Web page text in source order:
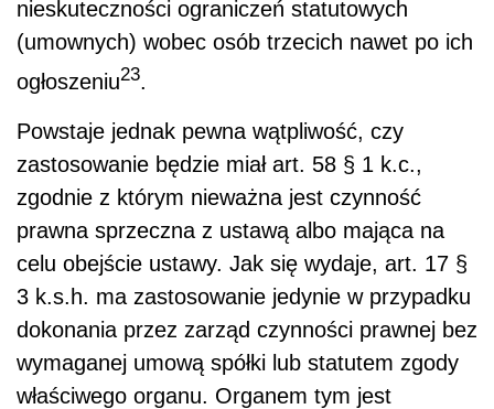
nieskuteczności ograniczeń statutowych
(umownych) wobec osób trzecich nawet po ich
ogłoszeniu23.
Powstaje jednak pewna wątpliwość, czy
zastosowanie będzie miał art. 58 § 1 k.c.,
zgodnie z którym nieważna jest czynność
prawna sprzeczna z ustawą albo mająca na
celu obejście ustawy. Jak się wydaje, art. 17 §
3 k.s.h. ma zastosowanie jedynie w przypadku
dokonania przez zarząd czynności prawnej bez
wymaganej umową spółki lub statutem zgody
właściwego organu. Organem tym jest